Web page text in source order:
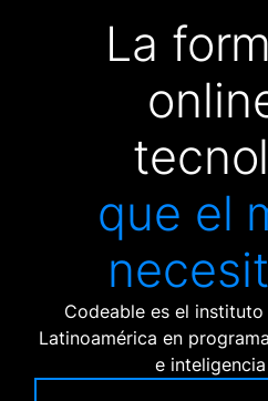
La
que el
Codeable es el
Latinoamérica en
e